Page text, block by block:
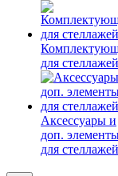
для стеллажей
Аксессуары и
доп.
для стеллажей